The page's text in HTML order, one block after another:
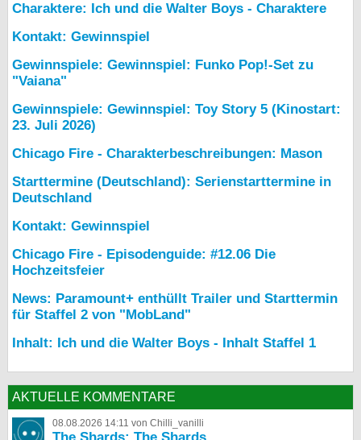
Charaktere: Ich und die Walter Boys - Charaktere
Kontakt: Gewinnspiel
Gewinnspiele: Gewinnspiel: Funko Pop!-Set zu
"Vaiana"
Gewinnspiele: Gewinnspiel: Toy Story 5 (Kinostart:
23. Juli 2026)
Chicago Fire - Charakterbeschreibungen: Mason
Starttermine (Deutschland): Serienstarttermine in
Deutschland
Kontakt: Gewinnspiel
Chicago Fire - Episodenguide: #12.06 Die
Hochzeitsfeier
News: Paramount+ enthüllt Trailer und Starttermin
für Staffel 2 von "MobLand"
Inhalt: Ich und die Walter Boys - Inhalt Staffel 1
AKTUELLE KOMMENTARE
08.08.2026 14:11 von Chilli_vanilli